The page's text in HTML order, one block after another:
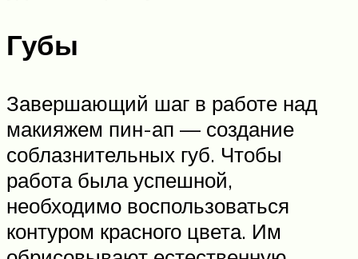
Губы
Завершающий шаг в работе над
макияжем пин-ап — создание
соблазнительных губ. Чтобы
работа была успешной,
необходимо воспользоваться
контуром красного цвета. Им